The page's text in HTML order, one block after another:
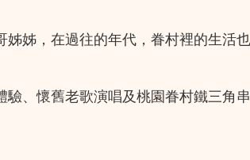
姊，在過往的年代，眷村裡的生活
、懷舊老歌演唱及桃園眷村鐵三角